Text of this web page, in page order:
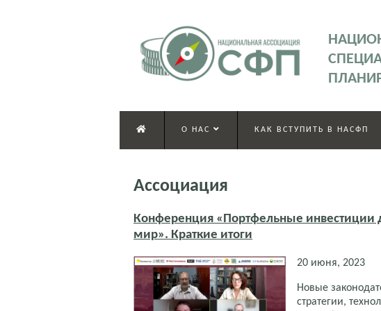
О НАС КАК ВСТУПИТЬ В НАСФП
Ассоциация
Конференция «Портфельные
мир». Краткие итоги
20 июня, 2023
Новые
стратегии,